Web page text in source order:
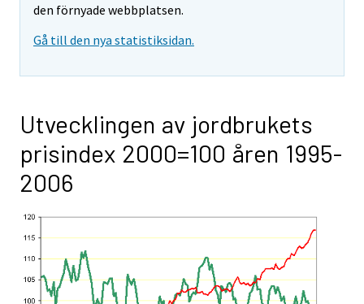
den förnyade webbplatsen.
Gå till den nya statistiksidan.
Utvecklingen av jordbrukets
prisindex 2000=100 åren 1995-
2006